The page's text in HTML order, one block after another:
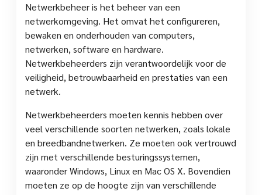
Netwerkbeheer is het beheer van een
netwerkomgeving. Het omvat het configureren,
bewaken en onderhouden van computers,
netwerken, software en hardware.
Netwerkbeheerders zijn verantwoordelijk voor de
veiligheid, betrouwbaarheid en prestaties van een
netwerk.
Netwerkbeheerders moeten kennis hebben over
veel verschillende soorten netwerken, zoals lokale
en breedbandnetwerken. Ze moeten ook vertrouwd
zijn met verschillende besturingssystemen,
waaronder Windows, Linux en Mac OS X. Bovendien
moeten ze op de hoogte zijn van verschillende